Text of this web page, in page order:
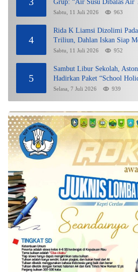
Grup: “Air Susu Dibalas Air
Sabtu, 11 Juli 2026 963
4
Rida K Liamsi Dizolimi
Triliun, Dahlan Iskan Siap
Sabtu, 11 Juli 2026 952
5
Sambut Libur Sekolah,
Hadirkan Paket “School
Selasa, 7 Juli 2026 939